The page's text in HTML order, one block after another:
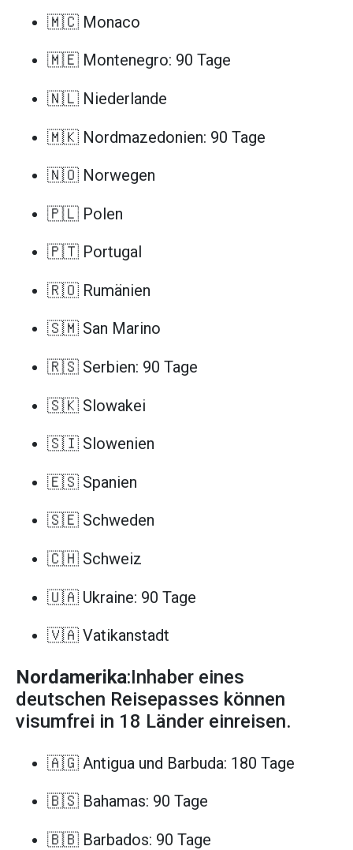
🇲🇨 Monaco
🇲🇪 Montenegro: 90 Tage
🇳🇱 Niederlande
🇲🇰 Nordmazedonien: 90 Tage
🇳🇴 Norwegen
🇵🇱 Polen
🇵🇹 Portugal
🇷🇴 Rumänien
🇸🇲 San Marino
🇷🇸 Serbien: 90 Tage
🇸🇰 Slowakei
🇸🇮 Slowenien
🇪🇸 Spanien
🇸🇪 Schweden
🇨🇭 Schweiz
🇺🇦 Ukraine: 90 Tage
🇻🇦 Vatikanstadt
Nordamerika:Inhaber eines
deutschen Reisepasses können
visumfrei in 18 Länder einreisen.
🇦🇬 Antigua und Barbuda: 180 Tage
🇧🇸 Bahamas: 90 Tage
🇧🇧 Barbados: 90 Tage